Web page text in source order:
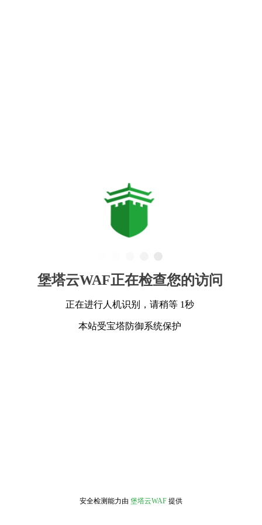
堡塔云WAF正在检查您的访问
正在进行人机识别，请稍等 1秒
本站受宝塔防御系统保护
安全检测能力由 堡塔云WAF 提供